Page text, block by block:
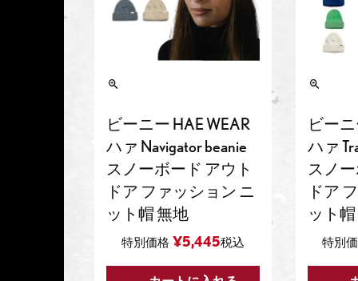
ビーニー HAE WEAR
ハァ Navigator beanie
スノーボード アウト
ドア ファッション ニ
ット帽 無地
特別価格 ¥5,445税込
ビー
ハァ
スノ
ドア
ット帽
特別